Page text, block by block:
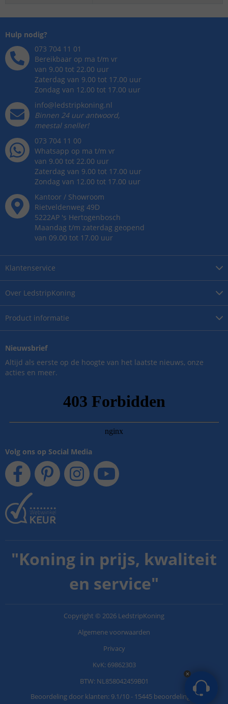
Over LedstripKoning
Product informatie
Klantenservice
Hulp nodig?
073 704 11 01
Bereikbaar op ma t/m vr
van 9.00 tot 22.00 uur
Zaterdag van 9.00 tot 17.00 uur
Zondag van 12.00 tot 17.00 uur
info@ledstripkoning.nl
Binnen 24 uur antwoord,
meestal sneller!
073 704 11 00
Whatsapp op ma t/m vr
van 9.00 tot 22.00 uur
Zaterdag van 9.00 tot 17.00 uur
Zondag van 12.00 tot 17.00 uur
Kantoor / Showroom
Rietveldenweg 49D
5222AP 's Hertogenbosch
Maandag t/m zaterdag geopend
van 09.00 tot 17.00 uur
Nieuwsbrief
Altijd als eerste op de hoogte van het laatste nieuws, onze
acties en meer.
Volg ons op Social Media
"Koning in prijs, kwaliteit
en service"
Copyright © 2026 LedstripKoning
Algemene voorwaarden
Privacy
KvK: 69862303
BTW: NL858042459B01
Beoordeling door klanten: 9.1/10- 15445 beoordelingen